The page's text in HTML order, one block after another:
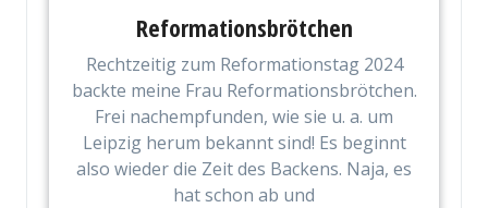
Reformationsbrötchen
Rechtzeitig zum Reformationstag 2024
backte meine Frau Reformationsbrötchen.
Frei nachempfunden, wie sie u. a. um
Leipzig herum bekannt sind! Es beginnt
also wieder die Zeit des Backens. Naja, es
hat schon ab und